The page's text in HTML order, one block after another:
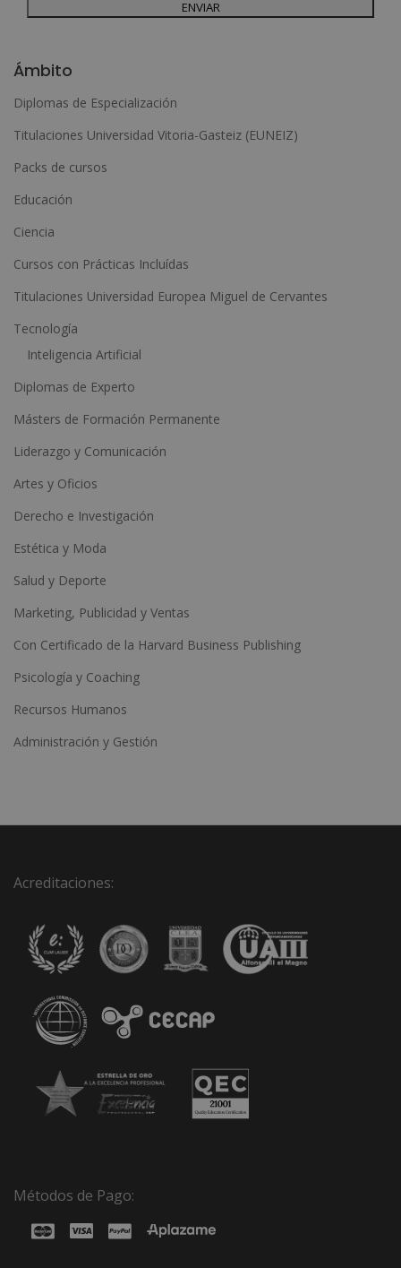
Desea recibir información comercial (vía telefónica y/o email):
e
r
n
i
v
e
Ámbito
Diplomas de Especialización
Titulaciones Universidad Vitoria-Gasteiz (EUNEIZ)
Packs de cursos
Educación
Ciencia
Cursos con Prácticas Incluídas
Titulaciones Universidad Europea Miguel de Cervantes
Tecnología
Inteligencia Artificial
Diplomas de Experto
Másters de Formación Permanente
Liderazgo y Comunicación
Artes y Oficios
Derecho e Investigación
Estética y Moda
Salud y Deporte
Marketing, Publicidad y Ventas
Con Certificado de la Harvard Business Publishing
Psicología y Coaching
Recursos Humanos
Administración y Gestión
Acreditaciones:
Métodos de Pago: